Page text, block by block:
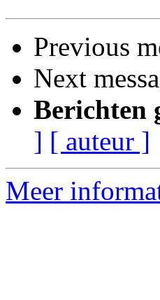
Previous
Next
Berichten
] [ auteur ]
Meer